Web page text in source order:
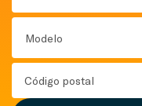
Modelo